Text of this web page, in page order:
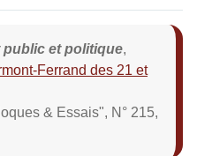
public et politique,
Ferrand des 21 et
& Essais", N° 215,